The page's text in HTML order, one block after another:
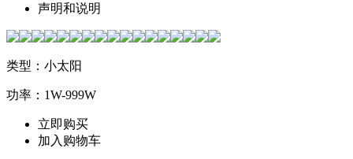
声明和说明
类型：小太阳
功率：1W-999W
立即购买
加入购物车